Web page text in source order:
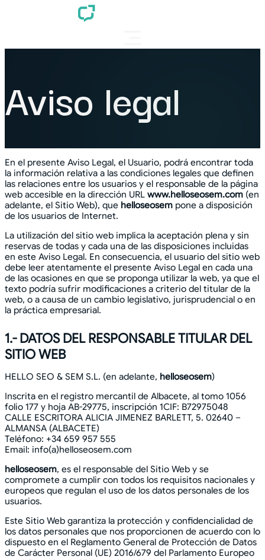
Aviso legal
En el presente Aviso Legal, el Usuario, podrá encontrar toda
la información relativa a las condiciones legales que definen
las relaciones entre los usuarios y el responsable de la página
web accesible en la dirección URL www.helloseosem.com (en
adelante, el Sitio Web), que helloseosem pone a disposición
de los usuarios de Internet.
La utilización del sitio web implica la aceptación plena y sin
reservas de todas y cada una de las disposiciones incluidas
en este Aviso Legal. En consecuencia, el usuario del sitio web
debe leer atentamente el presente Aviso Legal en cada una
de las ocasiones en que se proponga utilizar la web, ya que el
texto podría sufrir modificaciones a criterio del titular de la
web, o a causa de un cambio legislativo, jurisprudencial o en
la práctica empresarial.
1.- DATOS DEL RESPONSABLE TITULAR DEL
SITIO WEB
HELLO SEO & SEM S.L. (en adelante, helloseosem)
Inscrita en el registro mercantil de Albacete, al tomo 1056
folio 177 y hoja AB-29775, inscripción 1CIF: B72975048
CALLE ESCRITORA ALICIA JIMENEZ BARLETT, 5. 02640 –
ALMANSA (ALBACETE)
Teléfono: +34 659 957 555
Email: info(a)helloseosem.com
helloseosem, es el responsable del Sitio Web y se
compromete a cumplir con todos los requisitos nacionales y
europeos que regulan el uso de los datos personales de los
usuarios.
Este Sitio Web garantiza la protección y confidencialidad de
los datos personales que nos proporcionen de acuerdo con lo
dispuesto en el Reglamento General de Protección de Datos
de Carácter Personal (UE) 2016/679 del Parlamento Europeo